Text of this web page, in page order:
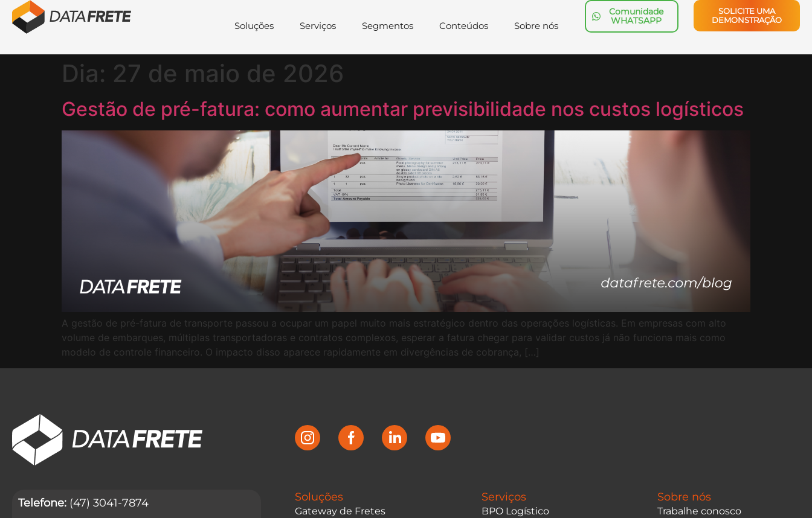
Soluções Serviços Segmentos Conteúdos Sobre nós
Comunidade
WHATSAPP
SOLICITE UMA
DEMONSTRAÇÃO
Dia: 27 de maio de 2026
Gestão de pré-fatura: como aumentar previsibilidade nos custos logísticos
A gestão de pré-fatura de transporte passou a ocupar um papel muito mais estratégico dentro das operações logísticas. Em empresas com alto
volume de embarques, múltiplas transportadoras e contratos complexos, esperar a fatura chegar para validar custos já não funciona mais como
modelo de controle financeiro. O impacto disso aparece rapidamente em divergências de cobrança, […]
Telefone: (47) 3041-7874
Soluções
Gateway de Fretes
Serviços
BPO Logístico
Sobre nós
Trabalhe conosco